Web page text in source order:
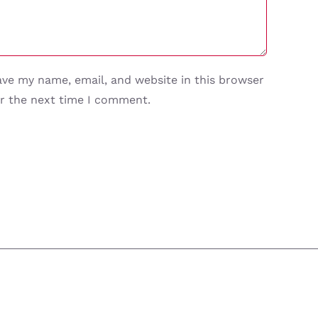
my name, email, and website in this browser
the next time I comment.